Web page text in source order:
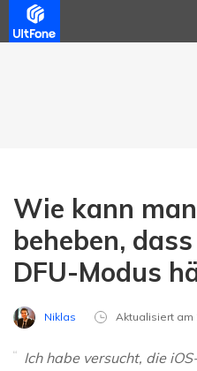
Wie kann
beheben,
DFU-Modus
Niklas Aktualisiert am
Ich habe versucht, die